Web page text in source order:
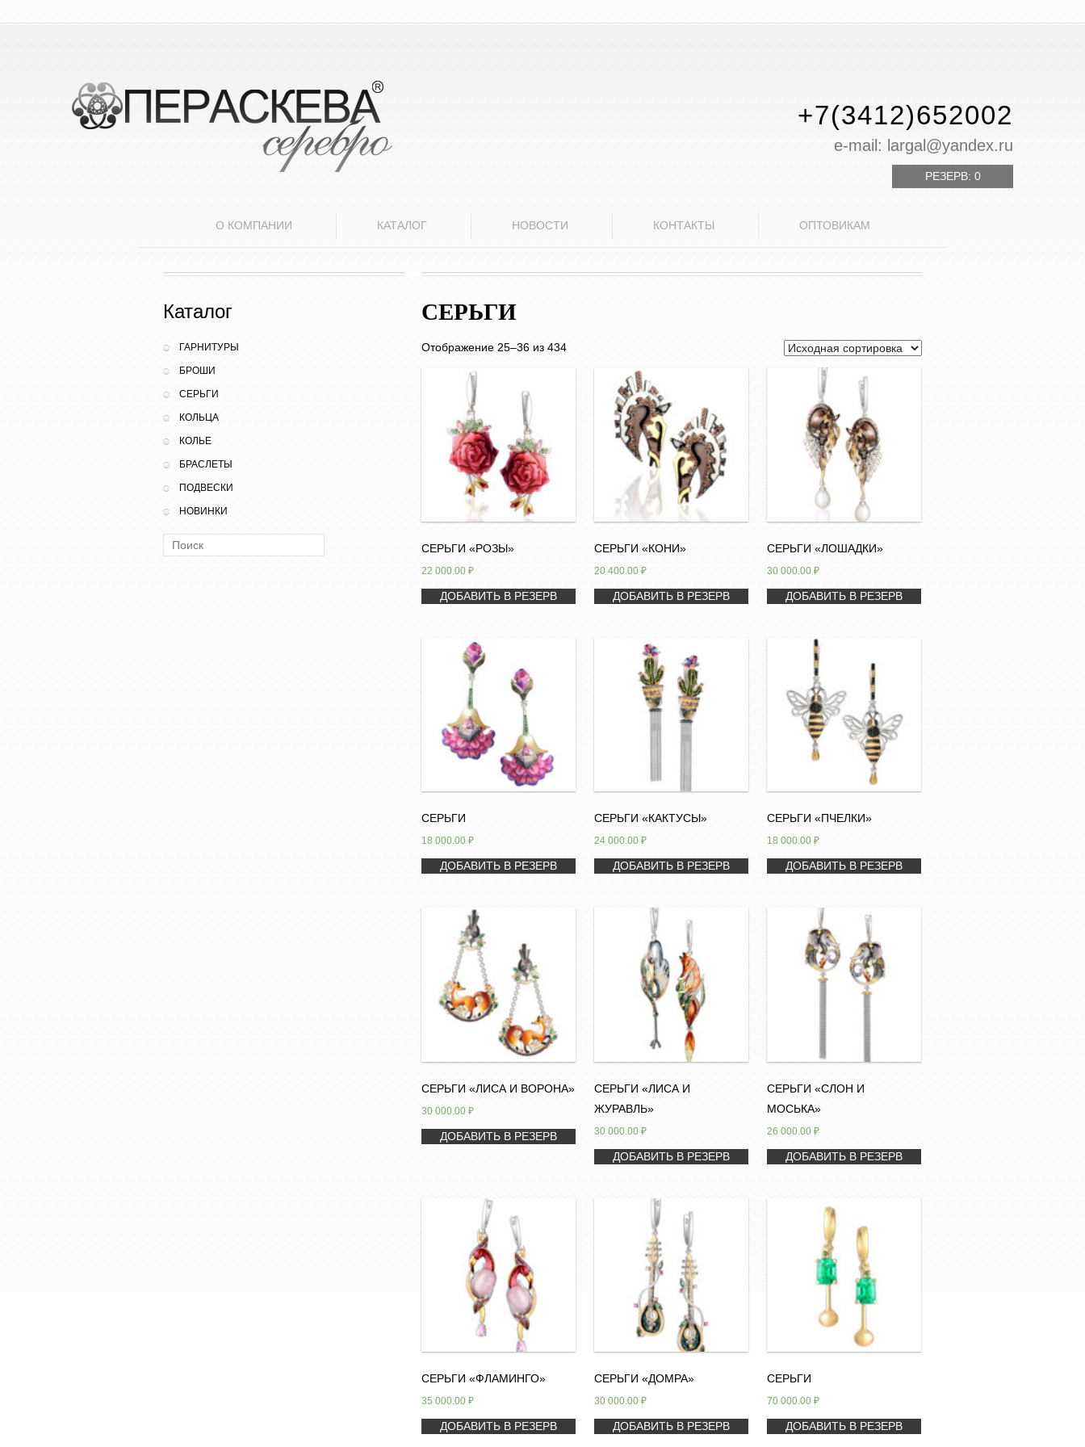
+7(3412)652002
е-mail: largal@yandex.ru
РЕЗЕРВ: 0
О КОМПАНИИ КАТАЛОГ НОВОСТИ КОНТАКТЫ ОПТОВИКАМ
Каталог
ГАРНИТУРЫ
БРОШИ
СЕРЬГИ
КОЛЬЦА
КОЛЬЕ
БРАСЛЕТЫ
ПОДВЕСКИ
НОВИНКИ
Поиск:
СЕРЬГИ
Отображение 25–36 из 434
СЕРЬГИ «РОЗЫ»
22 000.00 ₽
ДОБАВИТЬ В РЕЗЕРВ
СЕРЬГИ «КОНИ»
20 400.00₽
ДОБАВИТЬ В РЕЗЕРВ
СЕРЬГИ «ЛОШАДКИ»
30 000.00₽
ДОБАВИТЬ В РЕЗЕРВ
СЕРЬГИ
18 000.00 ₽
ДОБАВИТЬ В РЕЗЕРВ
СЕРЬГИ «КАКТУСЫ»
24 000.00₽
ДОБАВИТЬ В РЕЗЕРВ
СЕРЬГИ «ПЧЕЛКИ»
18 000.00₽
ДОБАВИТЬ В РЕЗЕРВ
СЕРЬГИ «ЛИСА И ВОРОНА»
30 000.00 ₽
ДОБАВИТЬ В РЕЗЕРВ
СЕРЬГИ «ЛИСА И
ЖУРАВЛЬ»
30 000.00₽
ДОБАВИТЬ В РЕЗЕРВ
СЕРЬГИ «СЛОН И
МОСЬКА»
26 000.00₽
ДОБАВИТЬ В РЕЗЕРВ
СЕРЬГИ «ФЛАМИНГО»
35 000.00 ₽
ДОБАВИТЬ В РЕЗЕРВ
СЕРЬГИ «ДОМРА»
30 000.00₽
ДОБАВИТЬ В РЕЗЕРВ
СЕРЬГИ
70 000.00₽
ДОБАВИТЬ В РЕЗЕРВ